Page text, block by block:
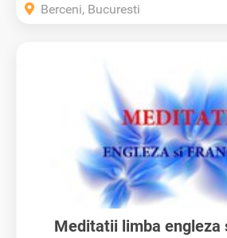
Berceni, Bucuresti
Meditatii limba engleza